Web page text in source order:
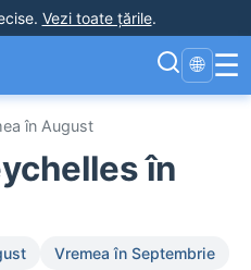
. Vezi toate țările.
🌐 ☰
în August
în
Vremea în Septembrie